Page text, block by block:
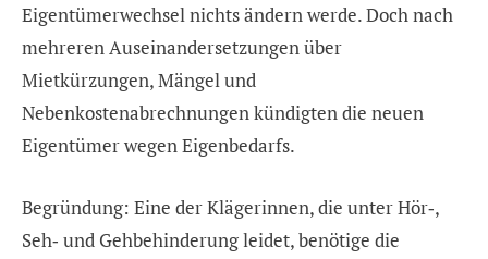
Eigentümerwechsel nichts ändern werde. Doch nach
mehreren Auseinandersetzungen über
Mietkürzungen, Mängel und
Nebenkostenabrechnungen kündigten die neuen
Eigentümer wegen Eigenbedarfs.
Begründung: Eine der Klägerinnen, die unter Hör‑,
Seh‑ und Gehbehinderung leidet, benötige die